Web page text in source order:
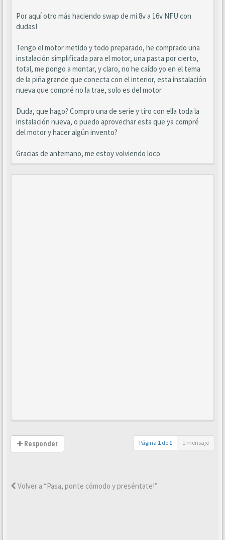
Por aquí otro más haciendo swap de mi 8v a 16v NFU con
dudas!
Tengo el motor metido y todo preparado, he comprado una
instalación simplificada para el motor, una pasta por cierto,
total, me pongo a montar, y claro, no he caído yo en el tema
de la piña grande que conecta con el interior, esta instalación
nueva que compré no la trae, solo es del motor
Duda, que hago? Compro una de serie y tiro con ella toda la
instalación nueva, o puedo aprovechar esta que ya compré
del motor y hacer algún invento?
Gracias de antemano, me estoy volviendo loco
Responder Página 1 de 1 1 mensaje
Volver a “Pasa, ponte cómodo y preséntate!”